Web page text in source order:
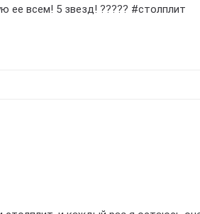
ее всем! 5 звезд! ????? #столплит